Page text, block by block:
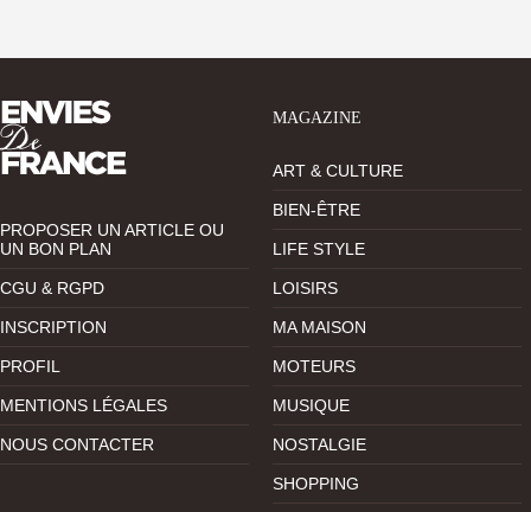
PROPOSER UN ARTICLE OU
UN BON PLAN
CGU & RGPD
INSCRIPTION
PROFIL
MENTIONS LÉGALES
NOUS CONTACTER
MAGAZINE
ART & CULTURE
BIEN-ÊTRE
LIFE STYLE
LOISIRS
MA MAISON
MOTEURS
MUSIQUE
NOSTALGIE
SHOPPING